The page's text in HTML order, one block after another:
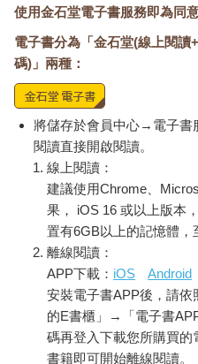
使用金石堂電子書服務即為同
電子書分為「金石堂(線上閱
碼)」兩種：
將儲存於會員中心→電子書
閱讀直接開啟閱讀。
線上閱讀：
建議使用Chrome、
果， iOS 16 或以上版本
置有6GB以上的記憶體，
離線閱讀：
APP下載： iOS
Android
安裝電子書APP後，請
的E書櫃」→「電子書
碼再登入下載您所購買
書籍即可開始離線閱讀。